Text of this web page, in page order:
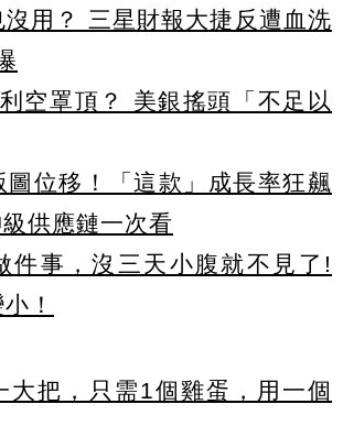
沒用？ 三星財報大捷反遭血洗
空罩頂？ 美銀搖頭「不足以
圖位移！「這款」成長率狂飆
供應鏈一次看
件事，沒三天小腹就不見了!
！
把，只需1個雞蛋，用一個